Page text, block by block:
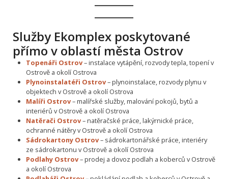
Služby Ekomplex poskytované
přímo v oblastí města Ostrov
Topenáři Ostrov– instalace vytápění, rozvody tepla, topení v
Ostrově a okolí Ostrova
Plynoinstalatéři Ostrov– plynoinstalace, rozvody plynu v
objektech v Ostrově a okolí Ostrova
Malíři Ostrov– malířské služby, malování pokojů, bytů a
interiérů v Ostrově a okolí Ostrova
Natěrači Ostrov– natěračské práce, lakýrnické práce,
ochranné nátěry v Ostrově a okolí Ostrova
Sádrokartony Ostrov– sádrokartonářské práce, interiéry
ze sádrokartonu v Ostrově a okolí Ostrova
Podlahy Ostrov– prodej a dovoz podlah a koberců v Ostrově
a okolí Ostrova